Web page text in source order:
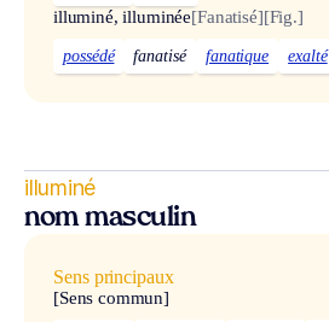
illuminé, illuminée[Fanatisé][Fig.]
possédé fanatisé fanatique exalté
illuminé
nom masculin
Sens principaux
[Sens commun]